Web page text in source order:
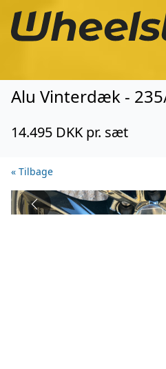
14.495 DKK pr. sæt
« Tilbage